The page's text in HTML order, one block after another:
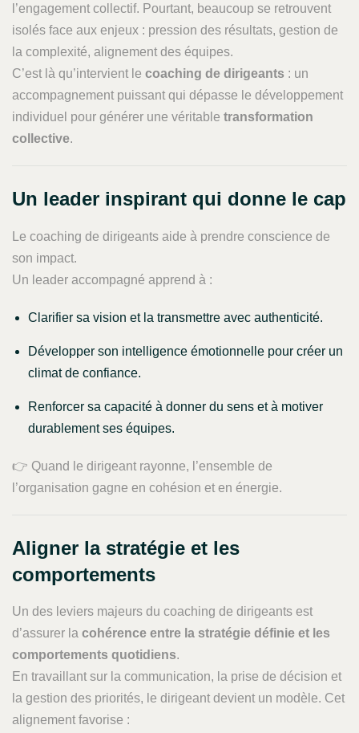
l’engagement collectif. Pourtant, beaucoup se retrouvent
isolés face aux enjeux : pression des résultats, gestion de
la complexité, alignement des équipes.
C’est là qu’intervient le coaching de dirigeants : un
accompagnement puissant qui dépasse le développement
individuel pour générer une véritable transformation
collective.
Un leader inspirant qui donne le cap
Le coaching de dirigeants aide à prendre conscience de
son impact.
Un leader accompagné apprend à :
Clarifier sa vision et la transmettre avec authenticité.
Développer son intelligence émotionnelle pour créer un
climat de confiance.
Renforcer sa capacité à donner du sens et à motiver
durablement ses équipes.
👉 Quand le dirigeant rayonne, l’ensemble de
l’organisation gagne en cohésion et en énergie.
Aligner la stratégie et les
comportements
Un des leviers majeurs du coaching de dirigeants est
d’assurer la cohérence entre la stratégie définie et les
comportements quotidiens.
En travaillant sur la communication, la prise de décision et
la gestion des priorités, le dirigeant devient un modèle. Cet
alignement favorise :